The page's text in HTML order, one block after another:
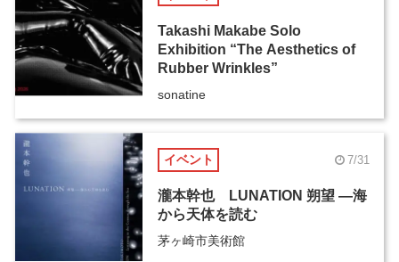
Takashi Makabe Solo
Exhibition “The Aesthetics of
Rubber Wrinkles”
sonatine
イベント 7/31
瀧本幹也 LUNATION 朔望 ―海
から天体を読む
茅ヶ崎市美術館